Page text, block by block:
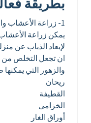
بطريقة
يمكن زراعة
لإبعاد الذباب عن
ان تجعل التخلص من
والزهور التي يمكنها
ريحان
القطيفة
الخزامى
أوراق الغار